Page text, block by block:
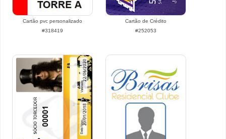
Cartão pvc personalizado
#318419
Cartão de Crédito
#252053